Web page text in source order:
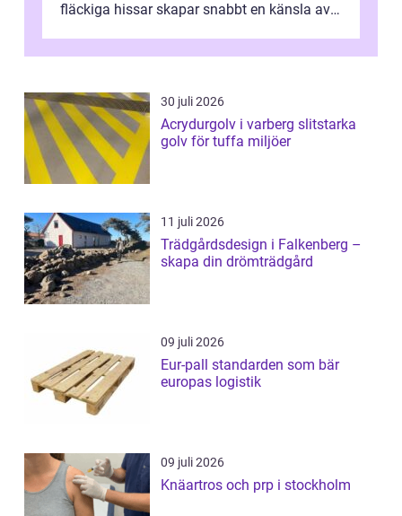
fläckiga hissar skapar snabbt en känsla av
omtan...
30 juli 2026
Acrydurgolv i varberg slitstarka
golv för tuffa miljöer
11 juli 2026
Trädgårdsdesign i Falkenberg –
skapa din drömträdgård
09 juli 2026
Eur-pall standarden som bär
europas logistik
09 juli 2026
Knäartros och prp i stockholm